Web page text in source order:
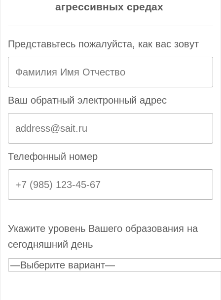
агрессивных средах
Представьтесь пожалуйста, как вас зовут
Ваш обратный электронный адрес
Телефонный номер
Укажите уровень Вашего образования на
сегодняшний день